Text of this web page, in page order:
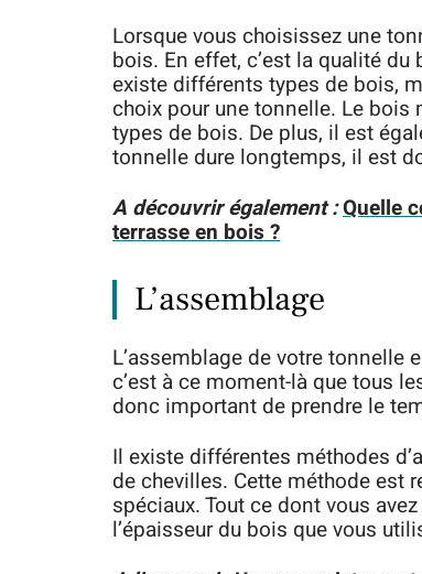
Lorsque vous choisissez une
bois. En effet, c’est la qualité
existe différents types de bois,
choix pour une tonnelle. Le
types de bois. De plus, il est
tonnelle dure longtemps, il est
A découvrir également :Quelle
terrasse en bois ?
L’assemblage
L’assemblage de votre
c’est à ce moment-là que tous
donc important de prendre le
Il existe différentes méthodes
de chevilles. Cette méthode est
spéciaux. Tout ce dont vous
l’épaisseur du bois que vous